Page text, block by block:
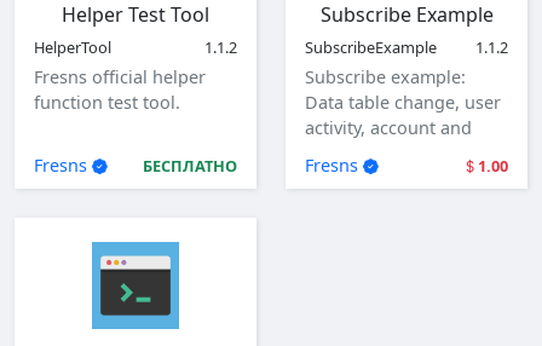
Helper Test Tool
HelperTool 1.1.2
Fresns official helper
function test tool.
Fresns БЕСПЛАТНО
Subscribe Example
SubscribeExample 1.1.2
Subscribe example:
Data table change, user
activity, account and
user login.
Fresns 1.00